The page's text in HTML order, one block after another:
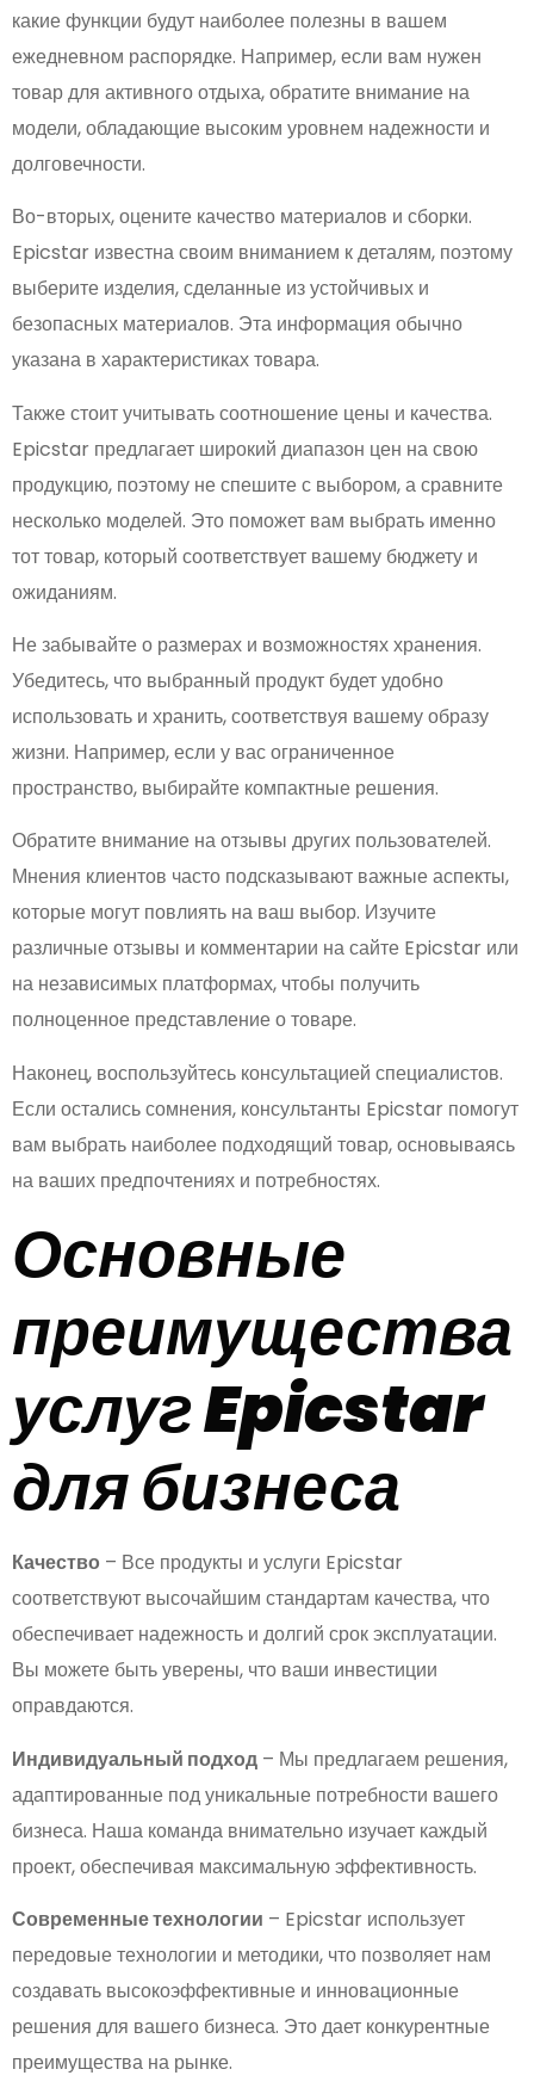
какие функции будут наиболее полезны в вашем
ежедневном распорядке. Например, если вам нужен
товар для активного отдыха, обратите внимание на
модели, обладающие высоким уровнем надежности и
долговечности.
Во-вторых, оцените качество материалов и сборки.
Epicstar известна своим вниманием к деталям, поэтому
выберите изделия, сделанные из устойчивых и
безопасных материалов. Эта информация обычно
указана в характеристиках товара.
Также стоит учитывать соотношение цены и качества.
Epicstar предлагает широкий диапазон цен на свою
продукцию, поэтому не спешите с выбором, а сравните
несколько моделей. Это поможет вам выбрать именно
тот товар, который соответствует вашему бюджету и
ожиданиям.
Не забывайте о размерах и возможностях хранения.
Убедитесь, что выбранный продукт будет удобно
использовать и хранить, соответствуя вашему образу
жизни. Например, если у вас ограниченное
пространство, выбирайте компактные решения.
Обратите внимание на отзывы других пользователей.
Мнения клиентов часто подсказывают важные аспекты,
которые могут повлиять на ваш выбор. Изучите
различные отзывы и комментарии на сайте Epicstar или
на независимых платформах, чтобы получить
полноценное представление о товаре.
Наконец, воспользуйтесь консультацией специалистов.
Если остались сомнения, консультанты Epicstar помогут
вам выбрать наиболее подходящий товар, основываясь
на ваших предпочтениях и потребностях.
Основные
преимущества
услуг Epicstar
для бизнеса
Качество – Все продукты и услуги Epicstar
соответствуют высочайшим стандартам качества, что
обеспечивает надежность и долгий срок эксплуатации.
Вы можете быть уверены, что ваши инвестиции
оправдаются.
Индивидуальный подход – Мы предлагаем решения,
адаптированные под уникальные потребности вашего
бизнеса. Наша команда внимательно изучает каждый
проект, обеспечивая максимальную эффективность.
Современные технологии – Epicstar использует
передовые технологии и методики, что позволяет нам
создавать высокоэффективные и инновационные
решения для вашего бизнеса. Это дает конкурентные
преимущества на рынке.